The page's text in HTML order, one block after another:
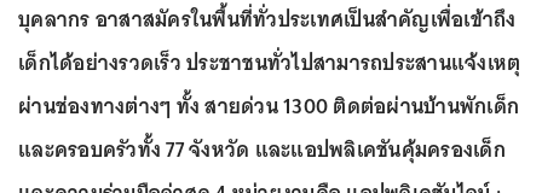
บุคลากร อาสาสมัครในพื้นที่ทั่วประเทศเป็นสำคัญเพื่อเข้าถึง
เด็กได้อย่างรวดเร็ว ประชาชนทั่วไปสามารถประสานแจ้งเหตุ
ผ่านช่องทางต่างๆ ทั้ง สายด่วน 1300 ติดต่อผ่านบ้านพักเด็ก
และครอบครัวทั้ง 77 จังหวัด และแอปพลิเคชันคุ้มครองเด็ก